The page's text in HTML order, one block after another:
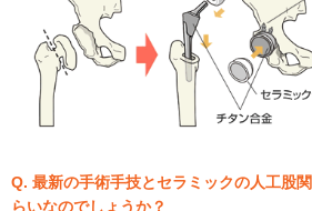
Q. 最新の手術手技とセラミックの人工股
らいなのでしょうか？